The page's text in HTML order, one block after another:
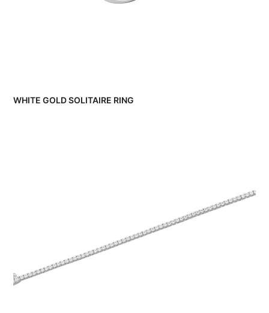
WHITE GOLD SOLITAIRE RING